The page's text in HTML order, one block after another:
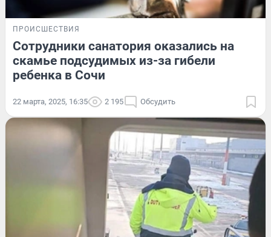
ПРОИСШЕСТВИЯ
Сотрудники санатория оказались на
скамье подсудимых из-за гибели
ребенка в Сочи
22 марта, 2025, 16:35 2 195 Обсудить